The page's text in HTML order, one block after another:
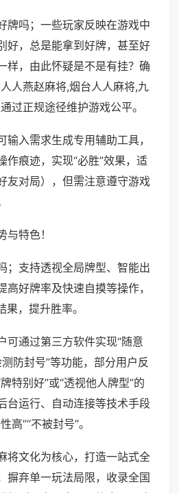
牌吗；一些玩家反映在游戏中
好，总是能拿到好牌，甚至好
样，由此怀疑是不是有挂？确
人燕赵麻将,烟台人人麻将,九
过正规途径维护游戏公平。
输入需求生成专用辅助工具，
作痕迹，实现“必胜”效果，适
友对局），但需注意遵守游戏
特色！
；支持透视全局牌型、智能出
高好牌率及快速自摸等操作，
，提升胜率。
可通过第三方软件实现“随意
测防封号”等功能，部分用户反
特别好”或“透视他人牌型”的
台运行、自动连接等技术手段
高”“不被封号”。
将文化为核心，打造一站式全
摒弃单一玩法局限，收录全国